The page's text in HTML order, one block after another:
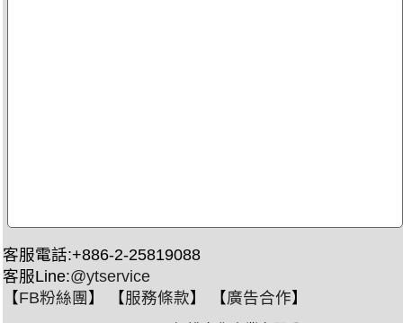
客服電話:+886-2-25819088
客服Line:@ytservice
【FB粉絲團 】 【服務條款】 【廣告合作】